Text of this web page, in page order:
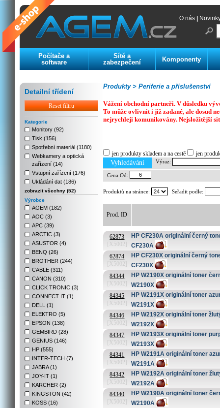
O nás
Počítače a
software
Sítě a
zabezpečení
Komponenty
Detailní třídení
Reset filtru
Kategorie
Monitory (92)
Tisk (156)
Spotřební materiál (1180)
Webkamery a optická
zařízení (14)
Vstupní zařízení (176)
Ukládání dat (186)
zobrazit všechny (52)
Výrobce
AGEM (182)
AOC (3)
APC (39)
ARCTIC (3)
ASUSTOR (4)
BENQ (26)
BROTHER (244)
CABLE (311)
CANON (310)
CLICK TRONIC (3)
CONNECT IT (1)
DELL (1)
ELEKTRO (5)
EPSON (138)
GEMBIRD (28)
GENIUS (146)
HP (555)
INTER-TECH (7)
JABRA (1)
JOY-IT (1)
KARCHER (2)
KINGSTON (42)
KOSS (16)
Periferie a příslušenství
Produkty >
Vážení obchodní partneři. V důsledku
To může ovlivnit i již zadané, ale dosud
nejrychleji komunikovány. Nejsložitější
jen produkty skladem a na cestě jen
Vyhledávání Výraz:
Cena Od:
Produktů na stránce: Seřadit podle:
Prod. ID
62873
[X5002]
HP CF230A originální černý
CF230A
62874
[X5002]
HP CF230X originální černý
CF230X
84344
[X5002]
HP W2190X originální toner
W2190X
84345
[X5002]
HP W2191X originální toner
W2191X
84346
[X5002]
HP W2192X originální toner
W2192X
84347
[X5002]
HP W2193X originální toner
W2193X
84341
[X5002]
HP W2191A originální toner
W2191A
84342
[X5002]
HP W2192A originální toner
W2192A
84340
[X5002]
HP W2190A originální toner
W2190A